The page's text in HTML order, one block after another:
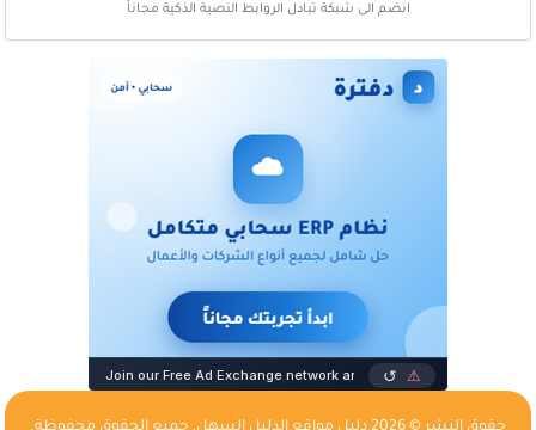
انضم الى شبكة تبادل الروابط النصية الذكية مجاناً